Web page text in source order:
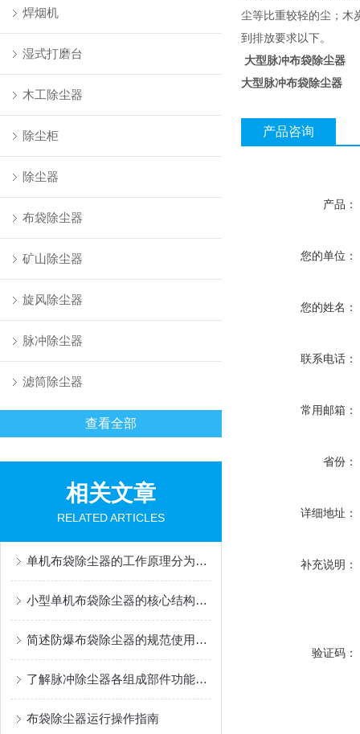
焊烟机
湿式打磨台
木工除尘器
除尘柜
除尘器
布袋除尘器
矿山除尘器
旋风除尘器
脉冲除尘器
滤筒除尘器
查看全部
相关文章
RELATED ARTICLES
单机布袋除尘器的工作原理分为哪几个阶段？
小型单机布袋除尘器的核心结构有哪些
简述防爆布袋除尘器的规范使用方法
了解脉冲除尘器各组成部件功能特点才能更好的使用它
布袋除尘器运行操作指南
尘等比重较轻的尘；木
到排放要求以下。
大型脉冲布袋除尘器
大型脉冲布袋除尘器
产品咨询
产品：
您的单位：
您的姓名：
联系电话：
常用邮箱：
省份：
详细地址：
补充说明：
验证码：